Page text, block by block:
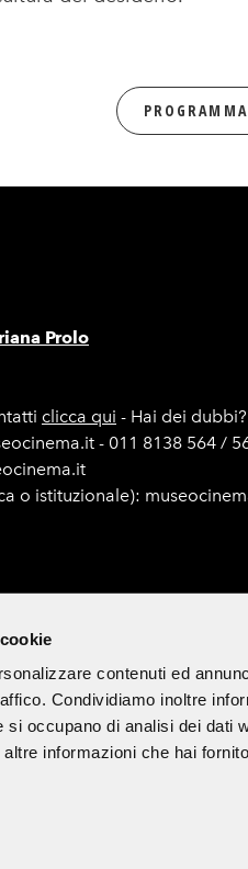
contenuti ed
Condividiamo inoltre
occupano di analisi dei dati
informazioni che hai
Prolo
clicca qui - Hai dei
- 011 8138 564 /
o istituzionale):
divulgazione culturale ed è esclusa